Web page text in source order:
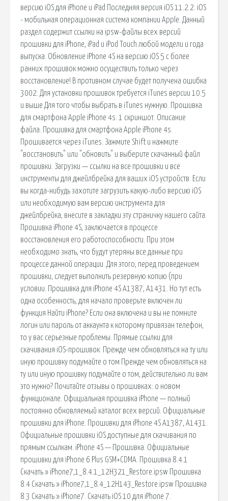
версию iOS для iPhone и iPad Последняя версия iOS 11.2.2. iOS
- мобильная операционная система компании Apple. Данный
раздел содержит ссылки на ipsw-файлы всех версий
прошивки для iPhone, iPad и iPod Touch любой модели и года
выпуска. Обновление iPhone 4S на версию iOS 5 с более
ранних прошивок можно осуществить только через
восстановление! В противном случае будет получена ошибка
3002. Для установки прошивок требуется iTunes версии 10.5
и выше Для того чтобы выбрать в iTunes нужную. Прошивка
для смартфона Apple iPhone 4s. 1 скриншот. Описание
файла. Прошивка для смартфона Apple iPhone 4s.
Прошивается через iTunes. Зажмите Shift и нажмите
"восстановить" или "обновить" и выберите скачанный файл
прошивки. Загрузки — ссылки на все прошивки и все
инструменты для джейлбрейка для ваших iOS устройств. Если
вы когда-нибудь захотите загрузить какую-либо версию iOS
или необходимую вам версию инструмента для
джейлбрейка, внесите в закладки эту страничку нашего сайта.
Прошивка iPhone 4S, заключается в процессе
восстановления его работоспособности. При этом
необходимо знать, что будут утеряны все данные при
процессе данной операции. Для этого, перед проведением
прошивки, следует выполнить резервную копию (при
условии. Прошивка для iPhone 4S A1387, A1431. Но тут есть
одна особенность, для начало проверьте включен ли
функция Найти iPhone? Если она включена и вы не помните
логин или пароль от аккаунта к которому привязан телефон,
то у вас серьезные проблемы. Прямые ссылки для
скачивания iOS-прошивок. Прежде чем обновляться на ту или
иную прошивку подумайте о том Прежде чем обновляться на
ту или иную прошивку подумайте о том, действительно ли вам
это нужно? Почитайте отзывы о прошивках: о новом
функционале. Официальная прошивка iPhone — полный
постоянно обновляемый каталог всех версий. Официальные
прошивки для iPhone. Прошивки для iPhone 4S A1387, A1431.
Официальные прошивки iOS доступные для скачивания по
прямым ссылкам. iPhone 4S — Прошивка. Официальные
прошивки для iPhone 6 Plus GSM+CDMA. Прошивка 8.4.1
Скачать » iPhone7,1_8.4.1_12H321_Restore.ipsw Прошивка
8.4 Скачать » iPhone7,1_8.4_12H143_Restore.ipsw Прошивка
8.3 Скачать » iPhone7. Скачать iOS 10 для iPhone 7.